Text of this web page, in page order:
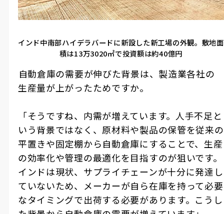
インド中南部ハイデラバードに新設した新工場の外観。敷地面
積は13万3020㎡で投資額は約40億円
――自動倉庫の需要が伸びた背景は、製造業各社の
生産量が上がったためですか。
「そうですね、内需が増えています。人手不足と
いう背景ではなく、原材料や製品の保管を従来の
平置きや固定棚から自動倉庫にすることで、生産
の効率化や管理の最適化を目指すのが狙いです。
インドは現状、サプライチェーンが十分に発達し
ていないため、メーカーが自ら在庫を持って必要
なタイミングで出荷する必要があります。こうし